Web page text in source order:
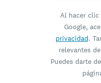
Al hacer clic
Google,
privacidad.
relevantes
Puedes darte